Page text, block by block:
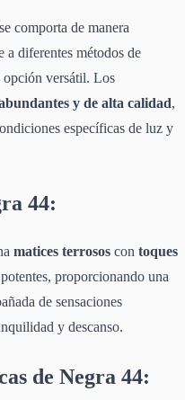
comporta de manera
a diferentes métodos de
versátil. Los
y de alta calidad,
específicas de luz y
44:
matices terrosos con toques
proporcionando una
de sensaciones
y descanso.
de Negra 44: